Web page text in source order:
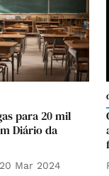
para 20 mil
Diário da
20 Mar 2024